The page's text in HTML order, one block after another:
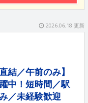
2026.06.18 更新
結／午前のみ】
中！短時間／駅
／未経験歓迎